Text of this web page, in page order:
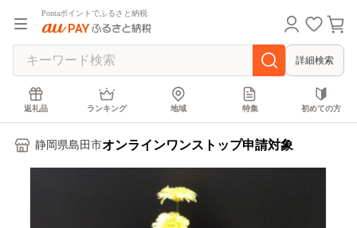
Pontaポイントでふるさと納税
詳細検索
返礼品 ランキング 地域 特集 初めての方
静岡県島田市オンラインワンストップ申請対象